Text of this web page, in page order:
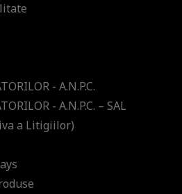
- A.N.P.C.
- A.N.P.C. – SAL
a Litigiilor)